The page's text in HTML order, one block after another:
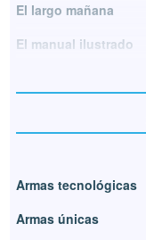
El largo mañana
El manual ilustrado
Armas tecnológicas
Armas únicas